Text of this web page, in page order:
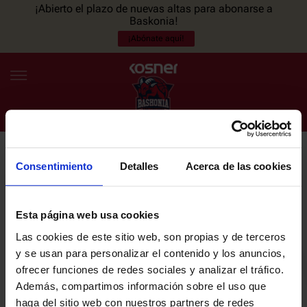
Consentimiento Detalles Acerca de las cookies
Esta página web usa cookies
Las cookies de este sitio web, son propias y de terceros
y se usan para personalizar el contenido y los anuncios,
ofrecer funciones de redes sociales y analizar el tráfico.
Además, compartimos información sobre el uso que
haga del sitio web con nuestros partners de redes
¡Abierto el plazo de nuevas altas para abonarse a
Baskonia!
¡Abónate aquí!
ES EU
NOTICIAS
PLANTILLA
ENTRADAS
NEWSLETTER
últimas noticias y promociones del club.
Email
He leído y acepto laPolítica de privacidaddel SASKI BASKONIA